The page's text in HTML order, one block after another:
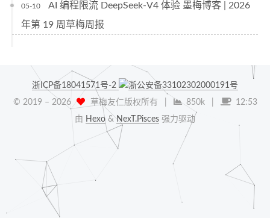
05-10
AI 编程限流 DeepSeek-V4 体验 墨梅博客 | 2026
年第 19 周草梅周报
浙ICP备18041571号-2
浙公安备33102302000191号
© 2019 – 2026 草梅友仁版权所有 850k
12:53
由 Hexo &NexT.Pisces 强力驱动